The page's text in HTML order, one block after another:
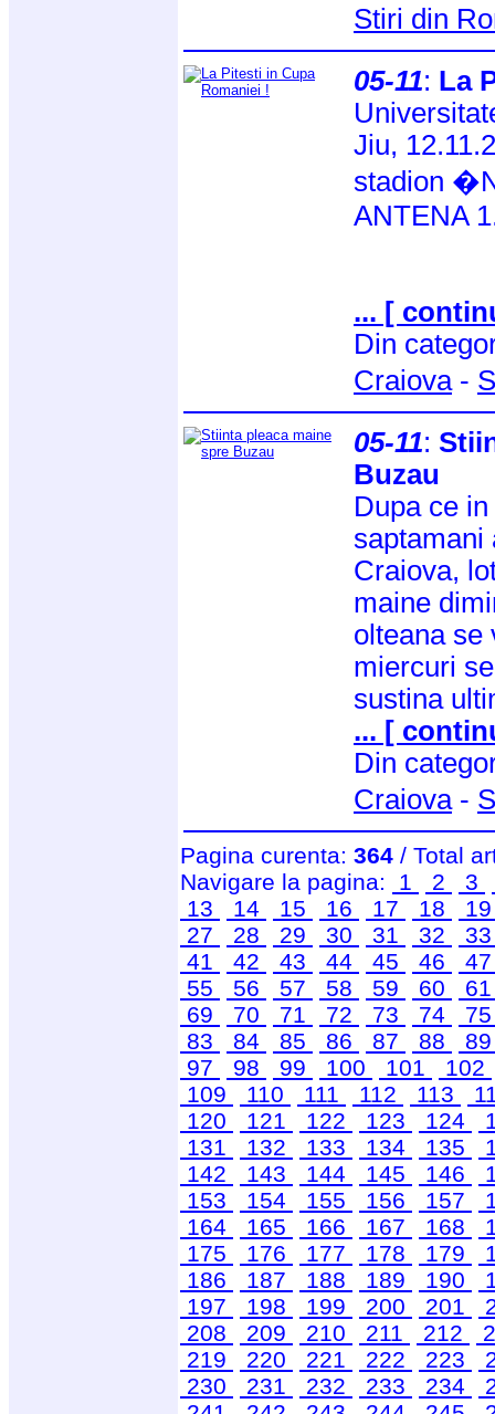
Stiri din
05-11: La
Jiu,
stadion
ANTENA
... [
Din
Craiova-
05-11:
Buzau
Dupa ce
saptamani
Craiova,
maine
olteana se
miercuri
sustina
... [
Din
Craiova-
Pagina curenta: 364 / Total
Navigare la pagina:
1 2 3
13
14 15 16 17 18
27
28 29 30 31 32
41
42 43 44 45 46
55
56 57 58 59 60
69
70 71 72 73 74
83
84 85 86 87 88
97
98 99 100 101
102
109
110 111 112 113
120
121 122 123 124
131
132 133 134 135
142
143 144 145 146
153
154 155 156 157
164
165 166 167 168
175
176 177 178 179
186
187 188 189 190
197
198 199 200 201
208
209 210 211 212
219
220 221 222 223
230
231 232 233 234